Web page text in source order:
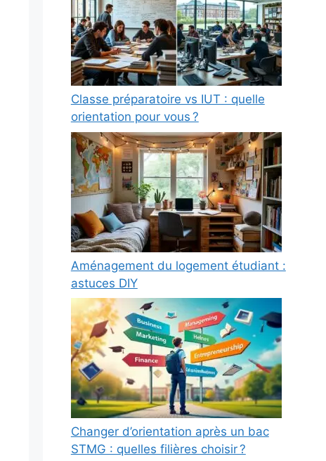
Classe préparatoire vs IUT : quelle
orientation pour vous ?
Aménagement du logement étudiant :
astuces DIY
Changer d’orientation après un bac
STMG : quelles filières choisir ?